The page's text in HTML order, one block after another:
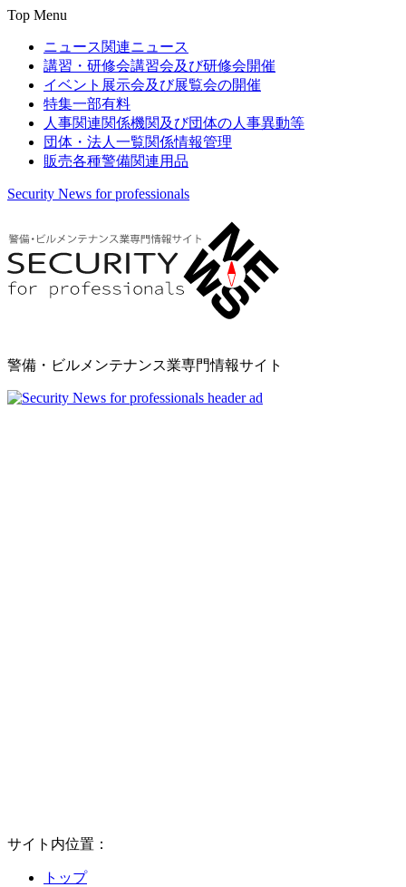
Top Menu
ニュース関連ニュース
講習・研修会講習会及び研修会開催
イベント 展示会及び展覧会の開催
特集一部有料
人事関連関係機関及び団体の人事異動等
団体・法人一覧関係情報管理
販売各種警備関連用品
Security News for professionals
警備・ビルメンテナンス業専門情報サイト
サイト内位置：
トップ